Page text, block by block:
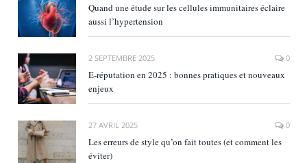
Quand une étude sur les cellules immunitaires éclaire
aussi l’hypertension
2 SEPTEMBRE 2025 0
E‑réputation en 2025 : bonnes pratiques et nouveaux
enjeux
27 AVRIL 2025 0
Les erreurs de style qu’on fait toutes (et comment les
éviter)